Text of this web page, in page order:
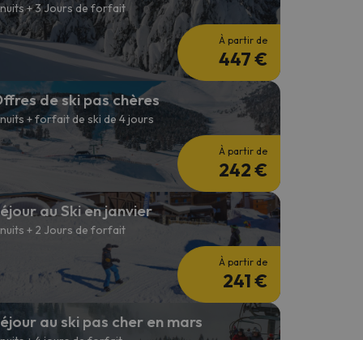
+ 3 Jours de forfait
À partir de
447 €
de ski pas chères
+ forfait de ski de 4 jours
À partir de
242 €
au Ski en janvier
+ 2 Jours de forfait
À partir de
241 €
au ski pas cher en mars